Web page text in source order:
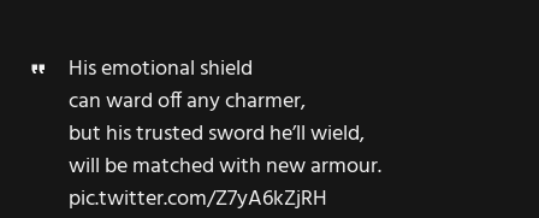
His emotional shield
can ward off any charmer,
but his trusted sword he’ll wield,
will be matched with new armour.
pic.twitter.com/Z7yA6kZjRH